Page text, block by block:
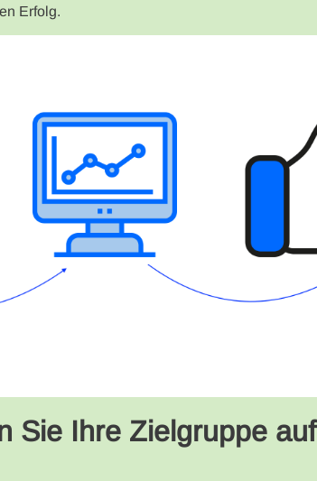
Erfolg.
Sie Ihre Zielgruppe auf